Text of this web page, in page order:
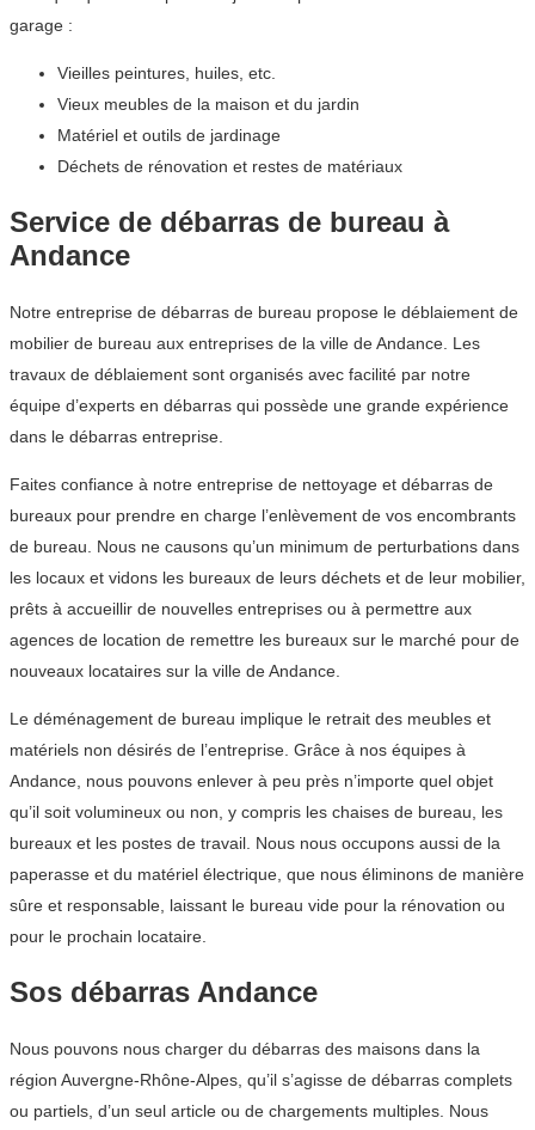
garage :
Vieilles peintures, huiles, etc.
Vieux meubles de la maison et du jardin
Matériel et outils de jardinage
Déchets de rénovation et restes de matériaux
Service de débarras de bureau à
Andance
Notre entreprise de débarras de bureau propose le déblaiement de
mobilier de bureau aux entreprises de la ville de Andance. Les
travaux de déblaiement sont organisés avec facilité par notre
équipe d’experts en débarras qui possède une grande expérience
dans le débarras entreprise.
Faites confiance à notre entreprise de nettoyage et débarras de
bureaux pour prendre en charge l’enlèvement de vos encombrants
de bureau. Nous ne causons qu’un minimum de perturbations dans
les locaux et vidons les bureaux de leurs déchets et de leur mobilier,
prêts à accueillir de nouvelles entreprises ou à permettre aux
agences de location de remettre les bureaux sur le marché pour de
nouveaux locataires sur la ville de Andance.
Le déménagement de bureau implique le retrait des meubles et
matériels non désirés de l’entreprise. Grâce à nos équipes à
Andance, nous pouvons enlever à peu près n’importe quel objet
qu’il soit volumineux ou non, y compris les chaises de bureau, les
bureaux et les postes de travail. Nous nous occupons aussi de la
paperasse et du matériel électrique, que nous éliminons de manière
sûre et responsable, laissant le bureau vide pour la rénovation ou
pour le prochain locataire.
Sos débarras Andance
Nous pouvons nous charger du débarras des maisons dans la
région Auvergne-Rhône-Alpes, qu’il s’agisse de débarras complets
ou partiels, d’un seul article ou de chargements multiples. Nous